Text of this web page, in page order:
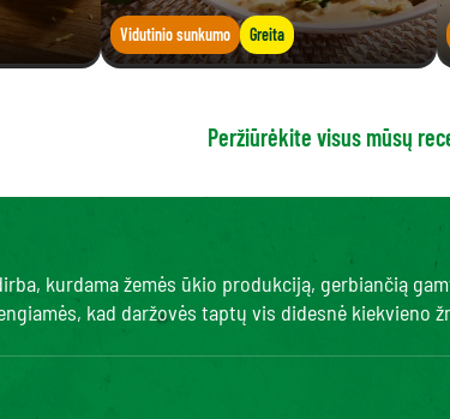
Vidutinio sunkumo Greita
Peržiūrėkite visus mūsų
kurdama žemės ūkio produkciją, gerbiančią
kad daržovės taptų vis didesnė kiekvieno